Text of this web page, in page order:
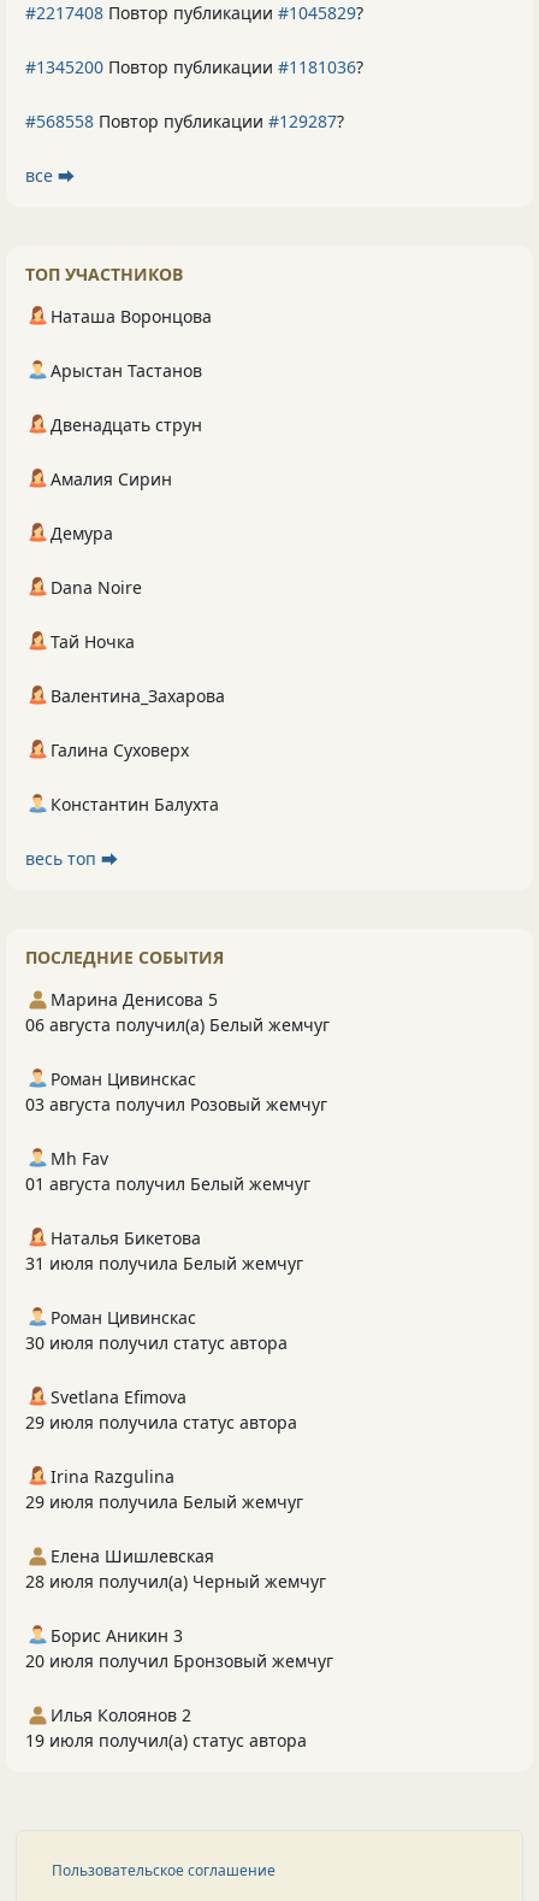
#2217408 Повтор публикации #1045829?
#1345200 Повтор публикации #1181036?
#568558 Повтор публикации #129287?
все ⮕
ТОП УЧАСТНИКОВ
Наташа Воронцова
Арыстан Тастанов
Двенадцать струн
Амалия Сирин
Демура
Dana Noire
Тай Ночка
Валентина_Захарова
Галина Суховерх
Константин Балухта
весь топ ⮕
ПОСЛЕДНИЕ СОБЫТИЯ
Марина Денисова 5
06 августа получил(а) Белый жемчуг
Роман Цивинскас
03 августа получил Розовый жемчуг
Mh Fav
01 августа получил Белый жемчуг
Наталья Бикетова
31 июля получила Белый жемчуг
Роман Цивинскас
30 июля получил статус автора
Svetlana Efimova
29 июля получила статус автора
Irina Razgulina
29 июля получила Белый жемчуг
Елена Шишлевская
28 июля получил(а) Черный жемчуг
Борис Аникин 3
20 июля получил Бронзовый жемчуг
Илья Колоянов 2
19 июля получил(а) статус автора
Пользовательское соглашение